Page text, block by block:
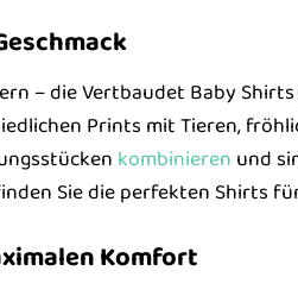
– die Vertbaudet Baby
Prints mit Tieren,
kombinieren und
Sie die perfekten Shirts
Komfort